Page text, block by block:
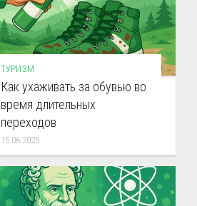
ТУРИЗМ
Как ухаживать за обувью во
время длительных
переходов
15.06.2025